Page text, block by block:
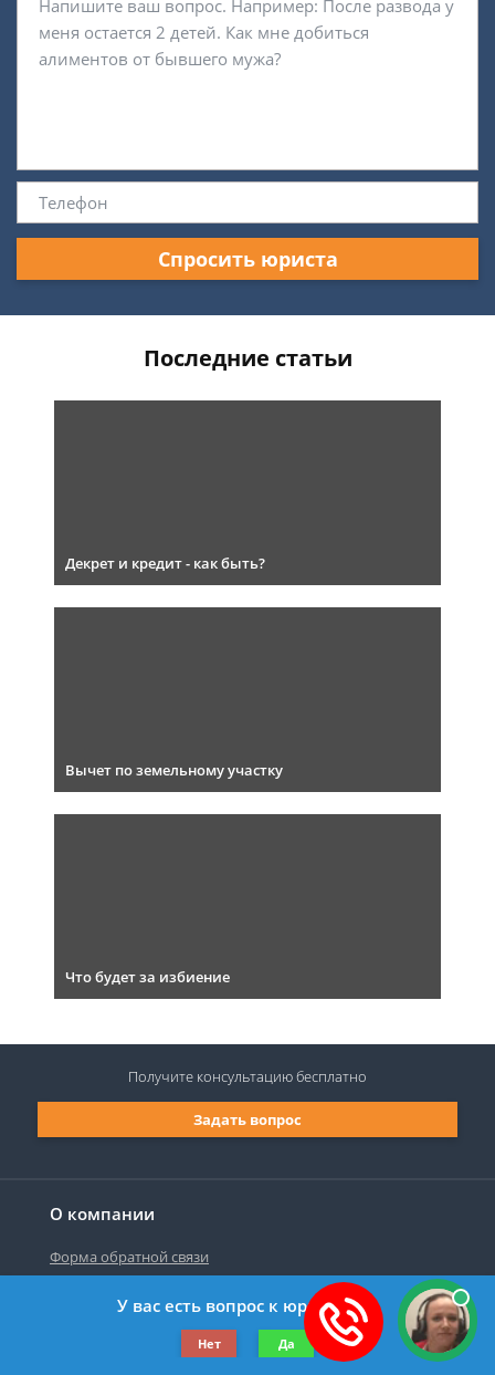
Спросить юриста
Последние статьи
Декрет и кредит - как быть?
Вычет по земельному участку
Что будет за избиение
О компании
Форма обратной связи
©2019-2026 Все права защищены.
Задать вопрос
Получите консультациюбесплатно
У вас есть вопрос к юристу?
Нет Да